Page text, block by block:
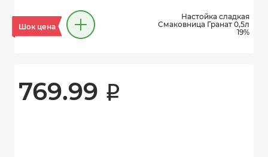
Шок цена
Настойка сладкая
Смаковница Гранат 0,5л
19%
769.99 i